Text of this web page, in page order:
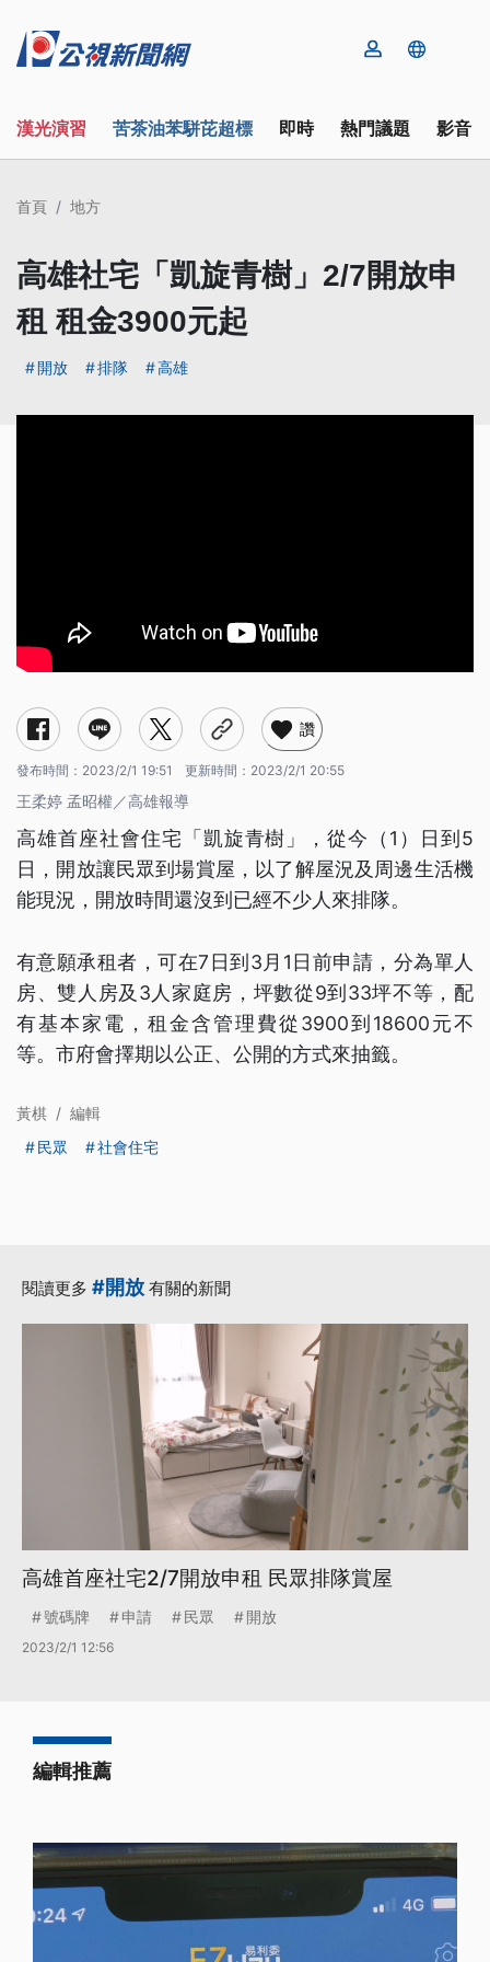
漢光演習 苦茶油苯駢芘超標 即時 熱門議題 影音
首頁 地方
高雄社宅「凱旋青樹」2/7開放申
租 租金3900元起
開放 排隊 高雄
讚
發布時間： 2023/2/1 19:51 更新時間： 2023/2/1 20:55
王柔婷 孟昭權／高雄報導
高雄首座社會住宅「凱旋青樹」，從今（1）日到5
日，開放讓民眾到場賞屋，以了解屋況及周邊生活機
能現況，開放時間還沒到已經不少人來排隊。
有意願承租者，可在7日到3月1日前申請，分為單人
房、雙人房及3人家庭房，坪數從9到33坪不等，配
有基本家電，租金含管理費從3900到18600元不
等。市府會擇期以公正、公開的方式來抽籤。
黃棋 / 編輯
民眾
社會住宅
閱讀更多 #開放 有關的新聞
高雄首座社宅2/7開放申租 民眾排隊賞屋
號碼牌 申請 民眾 開放
2023/2/1 12:56
編輯推薦